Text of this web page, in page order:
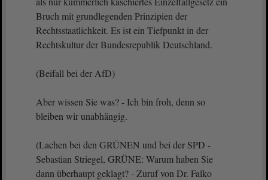
Bruch mit grundlegenden Prinzipien der
Rechtsstaatlichkeit. Es ist ein Tiefpunkt in der
Rechtskultur der Bundesrepublik Deutschland.
(Beifall bei der AfD)
Aber wissen Sie was? - Ich bin froh, denn so
bleiben wir unabhängig.
(Lachen bei den GRÜNEN und bei der SPD -
Sebastian Striegel, GRÜNE: Warum haben Sie
dann überhaupt geklagt? - Zuruf von Dr. Falko